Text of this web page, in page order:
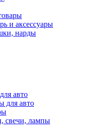
и аксессуары
нарды
авто
для авто
свечи, лампы